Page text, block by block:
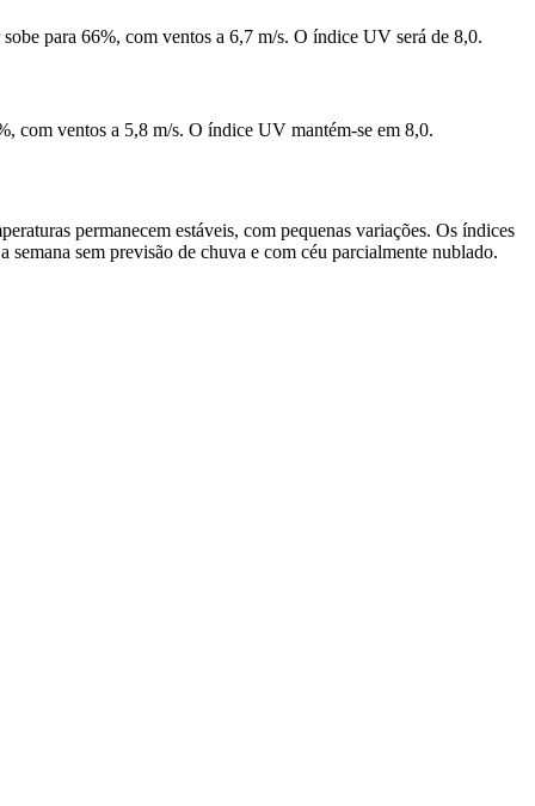
para 66%, com ventos a 6,7 m/s. O índice UV será de 8,0.
com ventos a 5,8 m/s. O índice UV mantém-se em 8,0.
permanecem estáveis, com pequenas variações. Os índices
sem previsão de chuva e com céu parcialmente nublado.